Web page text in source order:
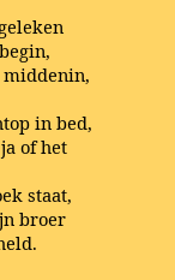
in bed,
of het
staat,
broer